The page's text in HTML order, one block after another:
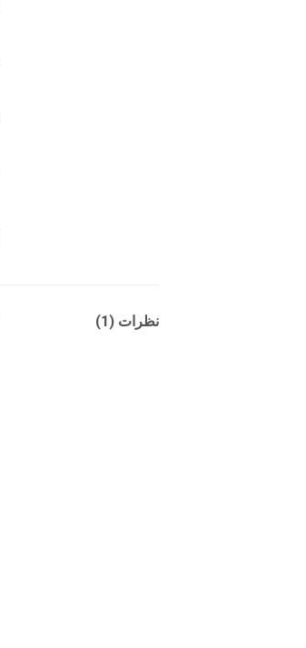
نظرات (1)